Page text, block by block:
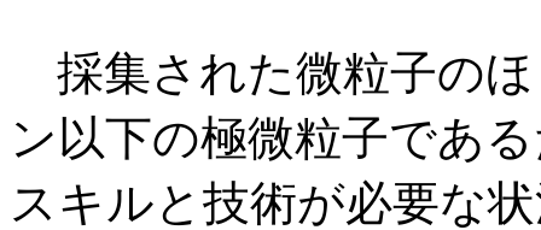
採集された微粒子の
ン以下の極微粒子であ
スキルと技術が必要な